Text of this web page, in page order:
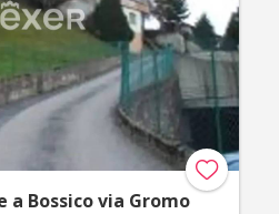
a Bossico via Gromo